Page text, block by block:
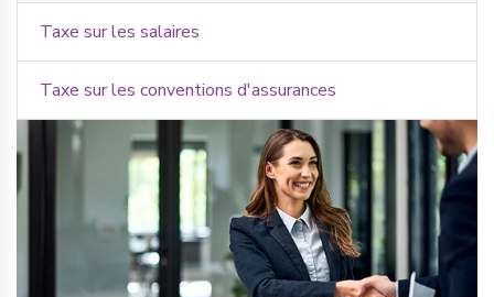
Taxe sur les salaires
Taxe sur les conventions d'assurances